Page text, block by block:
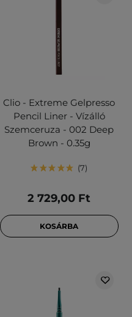
Clio - Extreme Gelpresso
Pencil Liner - Vízálló
Szemceruza - 002 Deep
Brown - 0.35g
7
2 729,00 Ft
KOSÁRBA